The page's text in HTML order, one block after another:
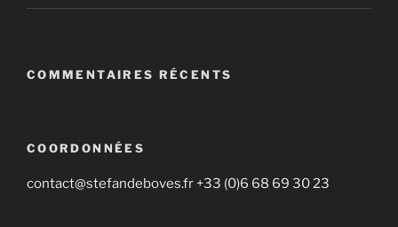
COMMENTAIRES RÉCENTS
COORDONNÉES
contact@stefandeboves.fr +33 (0)6 68 69 30 23